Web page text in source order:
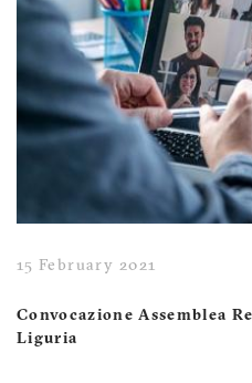
15 February 2021
Convocazione Assemblea
Liguria